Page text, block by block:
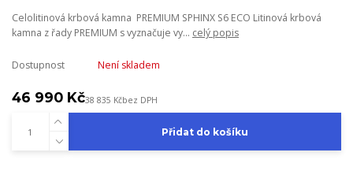
Celolitinová krbová kamna PREMIUM SPHINX S6 ECO Litinová krbová
kamna z řady PREMIUM s vyznačuje vy... celý popis
Dostupnost Není skladem
46 990 Kč38 835 Kčbez DPH
Přidat do košíku